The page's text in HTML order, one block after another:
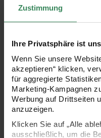
Zustimmung
Ihre Privatsphäre ist
Wenn Sie unsere
akzeptieren“ klicken,
für aggregierte
Marketing-Kampagnen
Werbung auf Drittseiten
anzuzeigen.
Klicken Sie auf „Alle
ausschließlich, um die
Häkelset Schmusetuch
Häkelset Schmusetuch Bär